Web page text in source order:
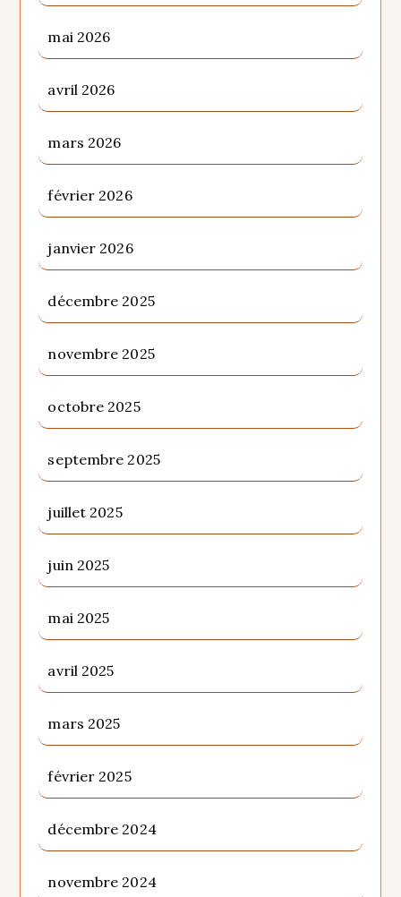
mai 2026
avril 2026
mars 2026
février 2026
janvier 2026
décembre 2025
novembre 2025
octobre 2025
septembre 2025
juillet 2025
juin 2025
mai 2025
avril 2025
mars 2025
février 2025
décembre 2024
novembre 2024